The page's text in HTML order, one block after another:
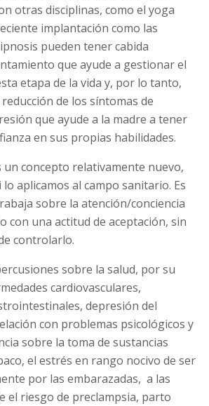
otras disciplinas, como el yoga
implantación como las
pueden tener cabida
que ayude a gestionar el
etapa de la vida y, por lo tanto,
de los síntomas de
que ayude a la madre a tener
en sus propias habilidades.
un concepto relativamente nuevo,
aplicamos al campo sanitario. Es
sobre la atención/conciencia
con una actitud de aceptación, sin
controlarlo.
sobre la salud, por su
cardiovasculares,
depresión del
con problemas psicológicos y
sobre la toma de sustancias
el estrés en rango nocivo de ser
por las embarazadas, a las
el riesgo de preclampsia, parto